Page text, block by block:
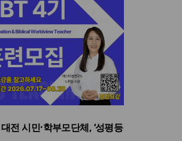
한동대 RISE사업단, 포항 죽도
시장 담은 로컬 매거진 ‘포항집’
8·15 전국통일광장 연합기도
대전 시민·학부모단체, ‘성평등